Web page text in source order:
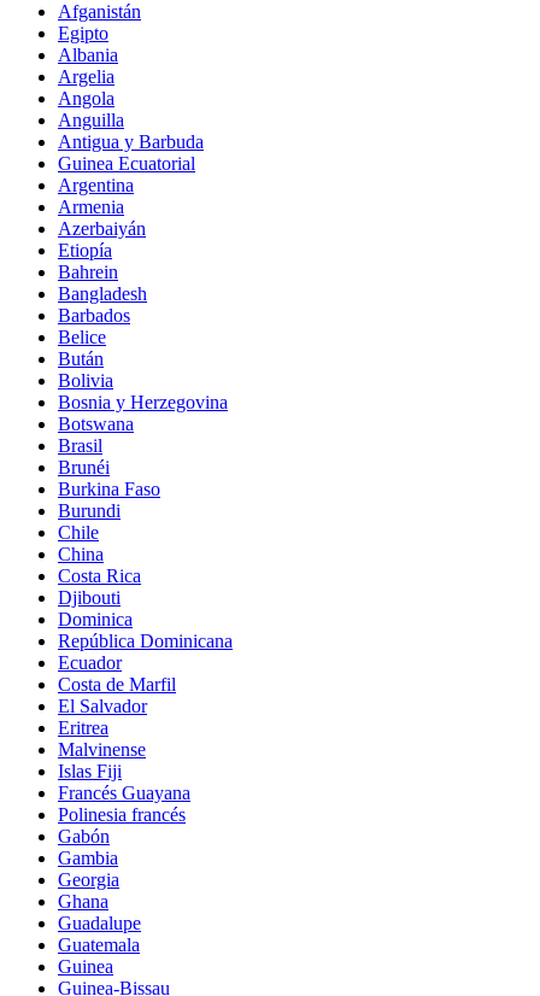
Afganistán
Egipto
Albania
Argelia
Angola
Anguilla
Antigua y Barbuda
Guinea Ecuatorial
Argentina
Armenia
Azerbaiyán
Etiopía
Bahrein
Bangladesh
Barbados
Belice
Bután
Bolivia
Bosnia y Herzegovina
Botswana
Brasil
Brunéi
Burkina Faso
Burundi
Chile
China
Costa Rica
Djibouti
Dominica
República Dominicana
Ecuador
Costa de Marfil
El Salvador
Eritrea
Malvinense
Islas Fiji
Francés Guayana
Polinesia francés
Gabón
Gambia
Georgia
Ghana
Guadalupe
Guatemala
Guinea
Guinea-Bissau